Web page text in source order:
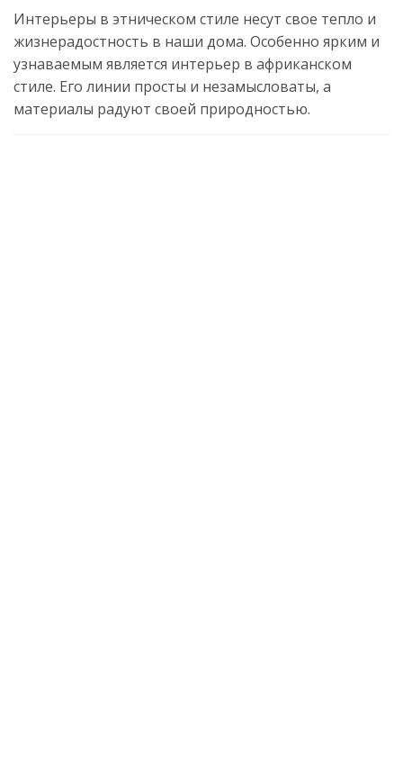
Интерьеры в этническом стиле несут свое тепло и
жизнерадостность в наши дома. Особенно ярким и
узнаваемым является интерьер в африканском
стиле. Его линии просты и незамысловаты, а
материалы радуют своей природностью.